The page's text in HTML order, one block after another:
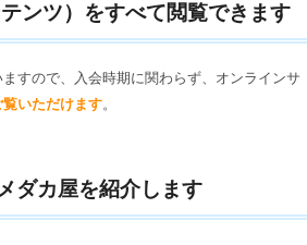
ンツ）をすべて閲覧できます
すので、入会時期に関わらず、オンラインサ
いただけます。
ダカ屋を紹介します